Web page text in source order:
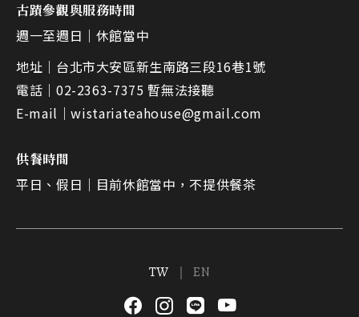
古蹟參觀與服務時間
週一至週日｜ 休館當中
地址｜ 台北市大安區新生南路三段16巷1號
電話｜ 02-2363-7375 暫無法接聽
E-mail｜wistariateahouse@gmail.com
供餐時間
平日、假日｜ 目前休館當中，不提供餐茶
TW EN